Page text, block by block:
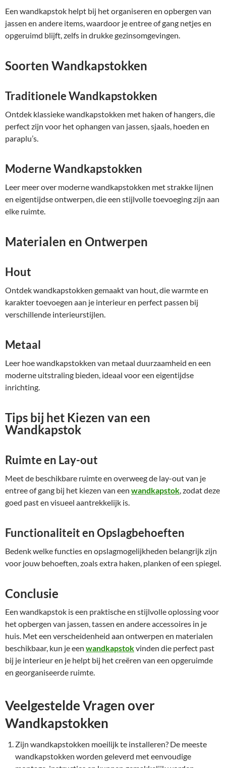
Een wandkapstok helpt bij het organiseren en opbergen van
jassen en andere items, waardoor je entree of gang netjes en
opgeruimd blijft, zelfs in drukke gezinsomgevingen.
Soorten Wandkapstokken
Traditionele Wandkapstokken
Ontdek klassieke wandkapstokken met haken of hangers, die
perfect zijn voor het ophangen van jassen, sjaals, hoeden en
paraplu’s.
Moderne Wandkapstokken
Leer meer over moderne wandkapstokken met strakke lijnen
en eigentijdse ontwerpen, die een stijlvolle toevoeging zijn aan
elke ruimte.
Materialen en Ontwerpen
Hout
Ontdek wandkapstokken gemaakt van hout, die warmte en
karakter toevoegen aan je interieur en perfect passen bij
verschillende interieurstijlen.
Metaal
Leer hoe wandkapstokken van metaal duurzaamheid en een
moderne uitstraling bieden, ideaal voor een eigentijdse
inrichting.
Tips bij het Kiezen van een
Wandkapstok
Ruimte en Lay-out
Meet de beschikbare ruimte en overweeg de lay-out van je
entree of gang bij het kiezen van een wandkapstok, zodat deze
goed past en visueel aantrekkelijk is.
Functionaliteit en Opslagbehoeften
Bedenk welke functies en opslagmogelijkheden belangrijk zijn
voor jouw behoeften, zoals extra haken, planken of een spiegel.
Conclusie
Een wandkapstok is een praktische en stijlvolle oplossing voor
het opbergen van jassen, tassen en andere accessoires in je
huis. Met een verscheidenheid aan ontwerpen en materialen
beschikbaar, kun je een wandkapstokvinden die perfect past
bij je interieur en je helpt bij het creëren van een opgeruimde
en georganiseerde ruimte.
Veelgestelde Vragen over
Wandkapstokken
Zijn wandkapstokken moeilijk te installeren? De meeste
wandkapstokken worden geleverd met eenvoudige